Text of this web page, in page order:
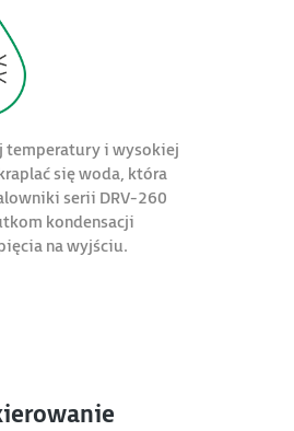
temperatury i wysokiej
się woda, która
serii DRV-260
kondensacji
na wyjściu.